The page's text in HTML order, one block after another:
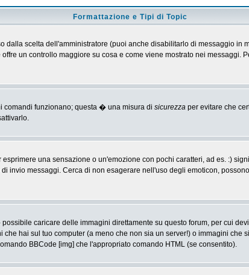
Formattazione e Tipi di Topic
scelta dell'amministratore (puoi anche disabilitarlo di messaggio
un controllo maggiore su cosa e come viene mostrato nei
comandi funzionano; questa � una misura di sicurezza per evitare che
una sensazione o un'emozione con pochi caratteri, ad es. :)
messaggi. Cerca di non esagerare nell'uso degli emoticon,
caricare delle immagini direttamente su questo forum, per cui
hai sul tuo computer (a meno che non sia un server!) o immagini
BBCode [img] che l'appropriato comando HTML (se consentito).